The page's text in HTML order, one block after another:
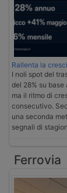
Il ministero
propone Matteo
Rallenta la
I noli spot del
del 28% su base
ma il ritmo di
consecutivo.
una seconda
segnali di
Ferrovia